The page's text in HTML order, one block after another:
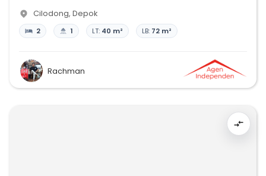
Cilodong, Depok
2 1 LT: 40 m² LB: 72 m²
Rachman